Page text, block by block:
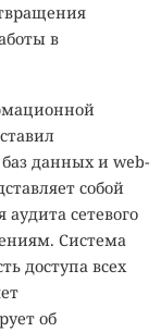
в
данных и web-
собой
сетевого
Система
доступа всех
об